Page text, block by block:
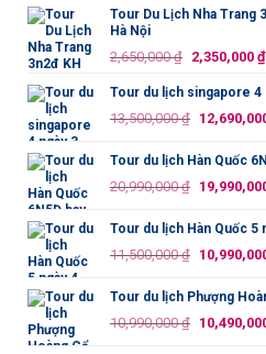
là:
Tour Du Lịch Nha Trang
Hà Nội
2,650,000₫ Giá
là:
2,350,000 ₫
Tour du lịch singapore
13,500,000₫ Giá
là:
Tour du lịch Hàn Quốc
20,990,000₫ Giá
là:
Tour du lịch Hàn Quốc 5
11,500,000₫ Giá
là:
Tour du lịch Phượng
10,990,000₫ Giá